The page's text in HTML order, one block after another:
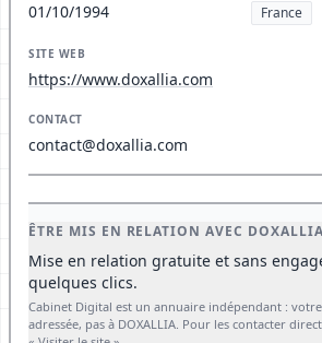
01/10/1994 France
SITE WEB
https://www.doxallia.com
CONTACT
contact@doxallia.com
ÊTRE MIS EN RELATION AVEC DOXALLIA
Mise en relation gratuite et sans
quelques clics.
Cabinet Digital est un annuaire indépendant :
adressée, pas à DOXALLIA. Pour les contacter directement, utilisez le lien